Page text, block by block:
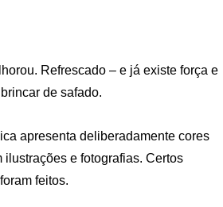
Refrescado – e já existe força e
de safado.
apresenta deliberadamente cores
ilustrações e fotografias. Certos
feitos.